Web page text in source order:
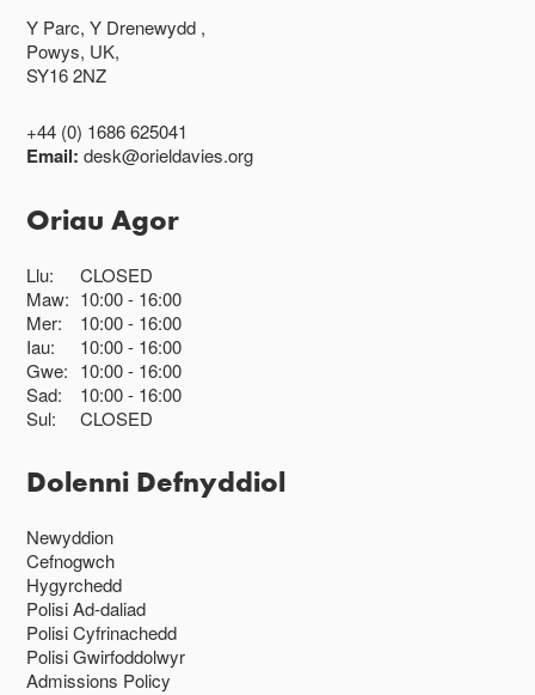
Y Parc, Y Drenewydd ,
Powys, UK,
SY16 2NZ
+44 (0) 1686 625041
Email:desk@orieldavies.org
Oriau Agor
Llu:
CLOSED
Maw: 10:00 16:00
Mer:
10:00 16:00
Iau:
10:00 16:00
Gwe: 10:00 16:00
Sad:
10:00 16:00
Sul:
CLOSED
Dolenni Defnyddiol
Newyddion
Cefnogwch
Hygyrchedd
Polisi Ad-daliad
Polisi Cyfrinachedd
Polisi Gwirfoddolwyr
Admissions Policy